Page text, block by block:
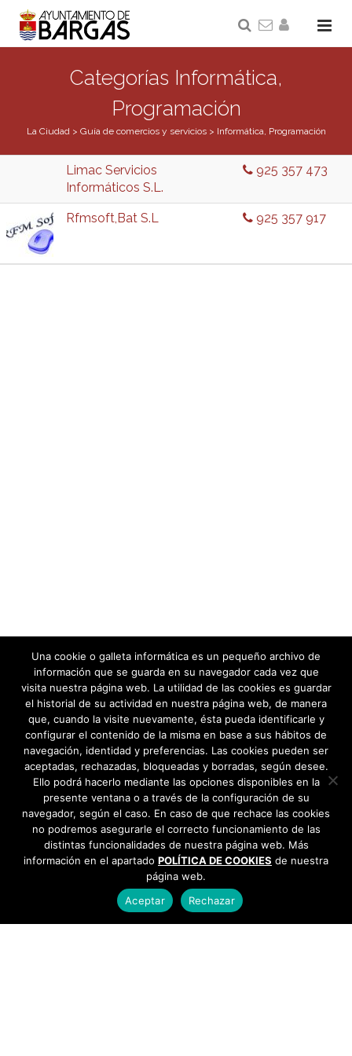
Categorías Informática,
Programación
La Ciudad> Guía de comercios y servicios> Informática, Programación
Limac Servicios
Informáticos S.L.
925 357 473
Rfmsoft,Bat S.L 925 357 917
Una cookie o galleta informática es un pequeño archivo de
información que se guarda en su navegador cada vez que
visita nuestra página web. La utilidad de las cookies es guardar
el historial de su actividad en nuestra página web, de manera
que, cuando la visite nuevamente, ésta pueda identificarle y
configurar el contenido de la misma en base a sus hábitos de
navegación, identidad y preferencias. Las cookies pueden ser
aceptadas, rechazadas, bloqueadas y borradas, según desee.
Ello podrá hacerlo mediante las opciones disponibles en la
presente ventana o a través de la configuración de su
navegador, según el caso. En caso de que rechace las cookies
no podremos asegurarle el correcto funcionamiento de las
distintas funcionalidades de nuestra página web. Más
información en el apartado POLÍTICA DE COOKIES de nuestra
página web.
Aceptar
Rechazar